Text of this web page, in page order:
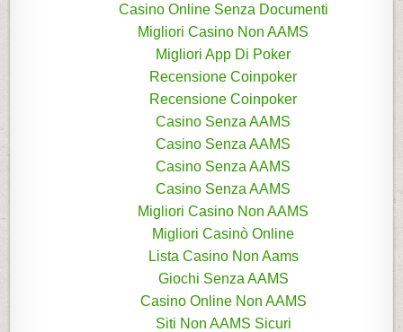
Casino Online Senza Documenti
Migliori Casino Non AAMS
Migliori App Di Poker
Recensione Coinpoker
Recensione Coinpoker
Casino Senza AAMS
Casino Senza AAMS
Casino Senza AAMS
Casino Senza AAMS
Migliori Casino Non AAMS
Migliori Casinò Online
Lista Casino Non Aams
Giochi Senza AAMS
Casino Online Non AAMS
Siti Non AAMS Sicuri